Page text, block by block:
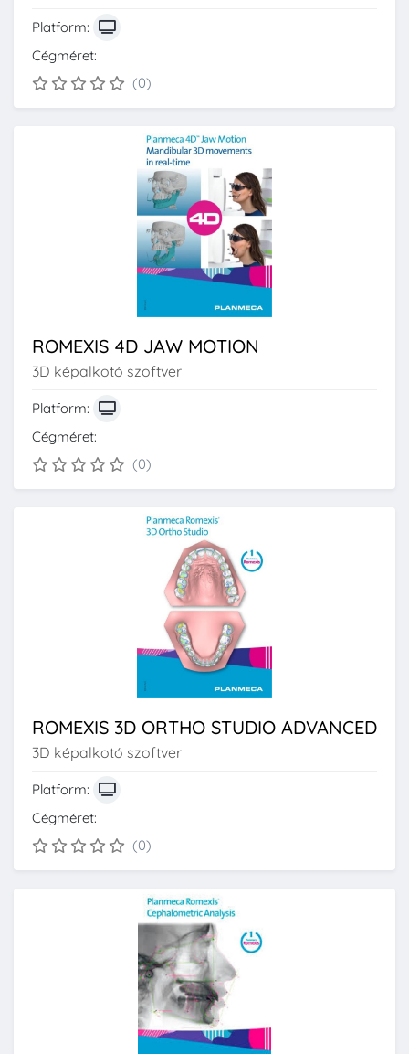
Platform:
Cégméret:
(0)
ROMEXIS 4D JAW MOTION
3D képalkotó szoftver
Platform:
Cégméret:
(0)
ROMEXIS 3D ORTHO STUDIO ADVANCED
3D képalkotó szoftver
Platform:
Cégméret:
(0)